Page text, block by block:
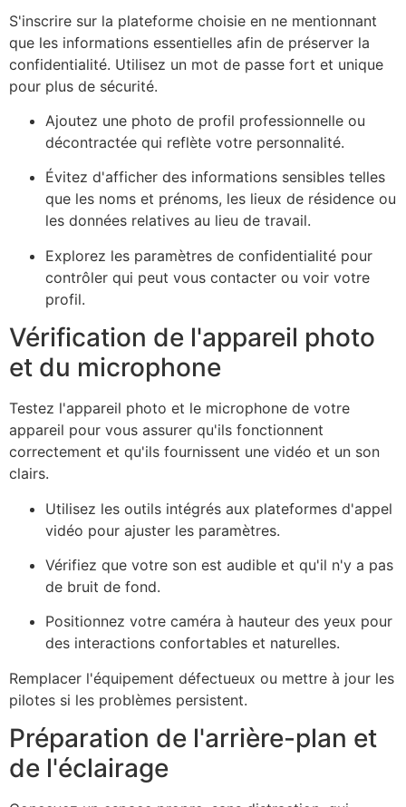
S'inscrire sur la plateforme choisie en ne mentionnant
que les informations essentielles afin de préserver la
confidentialité. Utilisez un mot de passe fort et unique
pour plus de sécurité.
Ajoutez une photo de profil professionnelle ou
décontractée qui reflète votre personnalité.
Évitez d'afficher des informations sensibles telles
que les noms et prénoms, les lieux de résidence ou
les données relatives au lieu de travail.
Explorez les paramètres de confidentialité pour
contrôler qui peut vous contacter ou voir votre
profil.
Vérification de l'appareil photo
et du microphone
Testez l'appareil photo et le microphone de votre
appareil pour vous assurer qu'ils fonctionnent
correctement et qu'ils fournissent une vidéo et un son
clairs.
Utilisez les outils intégrés aux plateformes d'appel
vidéo pour ajuster les paramètres.
Vérifiez que votre son est audible et qu'il n'y a pas
de bruit de fond.
Positionnez votre caméra à hauteur des yeux pour
des interactions confortables et naturelles.
Remplacer l'équipement défectueux ou mettre à jour les
pilotes si les problèmes persistent.
Préparation de l'arrière-plan et
de l'éclairage